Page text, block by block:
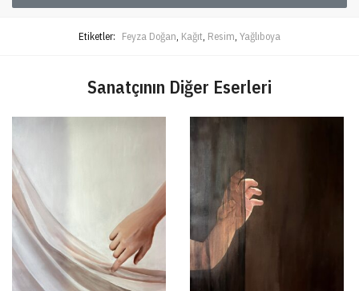
Etiketler: Feyza Doğan, Kağıt, Resim, Yağlıboya
Sanatçının Diğer Eserleri